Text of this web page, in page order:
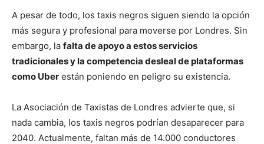
A pesar de todo, los taxis negros siguen siendo la opción
más segura y profesional para moverse por Londres. Sin
embargo, la falta de apoyo a estos servicios
tradicionales y la competencia desleal de plataformas
como Uber están poniendo en peligro su existencia.
La Asociación de Taxistas de Londres advierte que, si
nada cambia, los taxis negros podrían desaparecer para
2040. Actualmente, faltan más de 14.000 conductores